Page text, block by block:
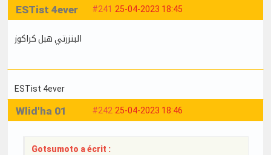
#241 25-04-2023 18:45
ESTist 4ever
البنزرتي هبل كراكوز
ESTist 4ever
#242 25-04-2023 18:46
Wlid'ha 01
Gotsumoto a écrit :